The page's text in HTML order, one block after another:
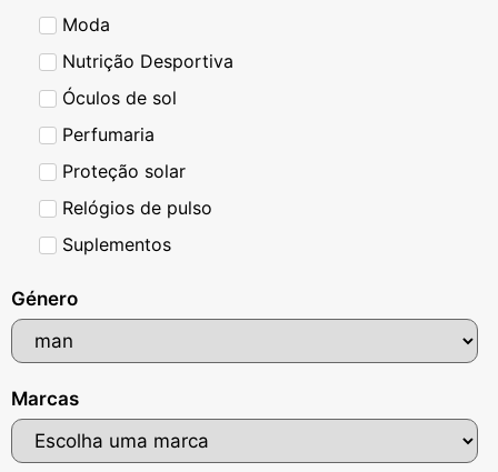
Moda
Nutrição Desportiva
Óculos de sol
Perfumaria
Proteção solar
Relógios de pulso
Suplementos
Género
Marcas